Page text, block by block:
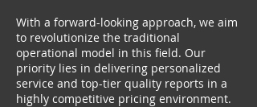
With a forward-looking approach, we aim
to revolutionize the traditional
operational model in this field. Our
priority lies in delivering personalized
service and top-tier quality reports in a
highly competitive pricing environment.